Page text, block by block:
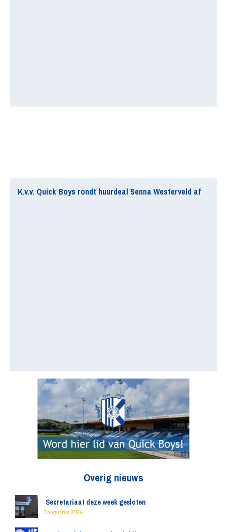
K.v.v. Quick Boys rondt huurdeal Senna Westerveld af
Overig nieuws
Secretariaat deze week gesloten
3 augustus 2026